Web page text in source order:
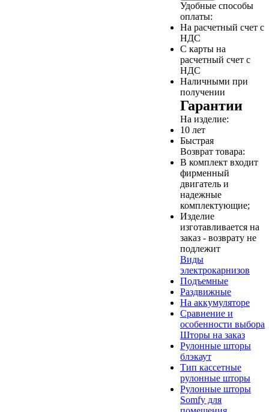
Удобные способы
оплаты:
На расчетный счет с
НДС
С карты на
расчетный счет с
НДС
Наличными при
получении
Гарантии
На изделие:
10 лет
Быстрая
Возврат товара:
В комплект входит
фирменный
двигатель и
надежные
комплектующие;
Изделие
изготавливается на
заказ - возврату не
подлежит
Виды
электрокарнизов
Подъемные
Раздвижные
На аккумуляторе
Сравнение и
особенности выбора
Шторы на заказ
Рулонные шторы
блэкаут
Тип кассетные
рулонные шторы
Рулонные шторы
Somfy для